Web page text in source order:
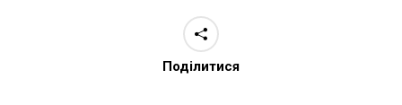
Поділитися